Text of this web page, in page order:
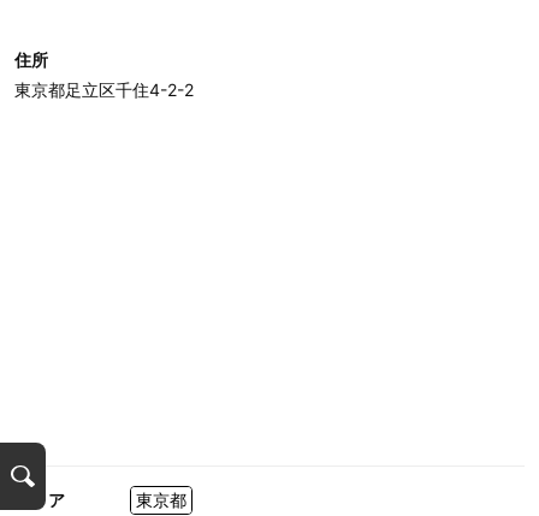
住所
東京都足立区千住4-2-2
エリア 東京都
検